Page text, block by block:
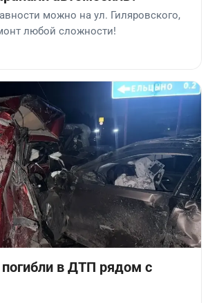
можно на ул. Гиляровского,
любой сложности!
в ДТП рядом с